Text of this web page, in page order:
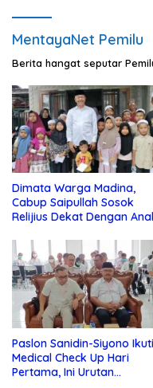
MentayaNet Pemilu
Berita hangat seputar
Dimata Warga Madina,
Cabup Saipullah Sosok
Relijius Dekat Dengan
Paslon Sanidin-Siyono Ikuti
Medical Check Up Hari
Pertama, Ini Urutan